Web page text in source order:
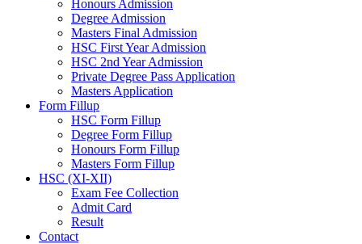
Honours Admission
Degree Admission
Masters Final Admission
HSC First Year Admission
HSC 2nd Year Admission
Private Degree Pass Application
Masters Application
Form Fillup
HSC Form Fillup
Degree Form Fillup
Honours Form Fillup
Masters Form Fillup
HSC (XI-XII)
Exam Fee Collection
Admit Card
Result
Contact